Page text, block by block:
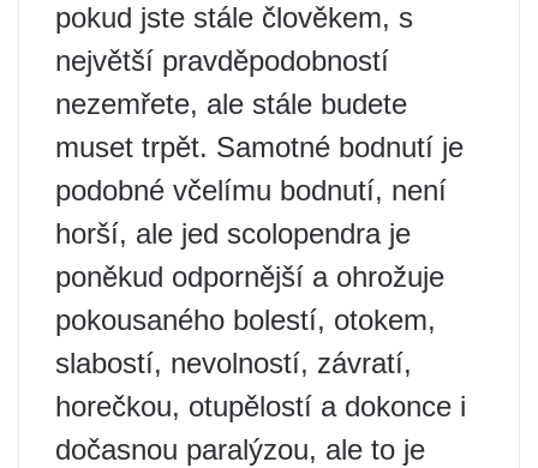
pokud jste stále člověkem, s
největší pravděpodobností
nezemřete, ale stále budete
muset trpět. Samotné bodnutí je
podobné včelímu bodnutí, není
horší, ale jed scolopendra je
poněkud odpornější a ohrožuje
pokousaného bolestí, otokem,
slabostí, nevolností, závratí,
horečkou, otupělostí a dokonce i
dočasnou paralýzou, ale to je